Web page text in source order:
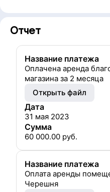
Отчет
Название платежа
Оплачена аренда
магазина за 2 месяца
Открыть файл
Дата
31 мая 2023
Сумма
60 000.00 руб.
Название платежа
Оплата аренды
Черешня